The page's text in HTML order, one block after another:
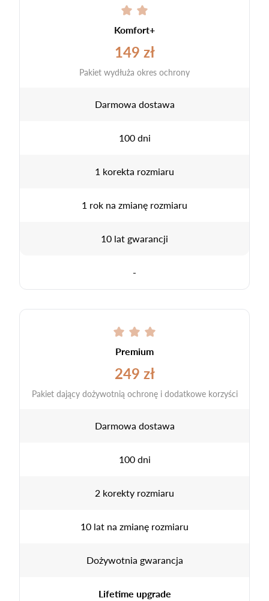
Komfort+
149 zł
Pakiet wydłuża okres ochrony
Darmowa dostawa
100 dni
1 korekta rozmiaru
1 rok na zmianę rozmiaru
10 lat gwarancji
-
Premium
249 zł
Pakiet dający dożywotnią ochronę i dodatkowe korzyści
Darmowa dostawa
100 dni
2 korekty rozmiaru
10 lat na zmianę rozmiaru
Dożywotnia gwarancja
Lifetime upgrade